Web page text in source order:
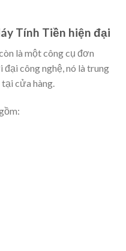
Tính Tiền hiện đại
là một công cụ đơn
công nghệ, nó là trung
cửa hàng.